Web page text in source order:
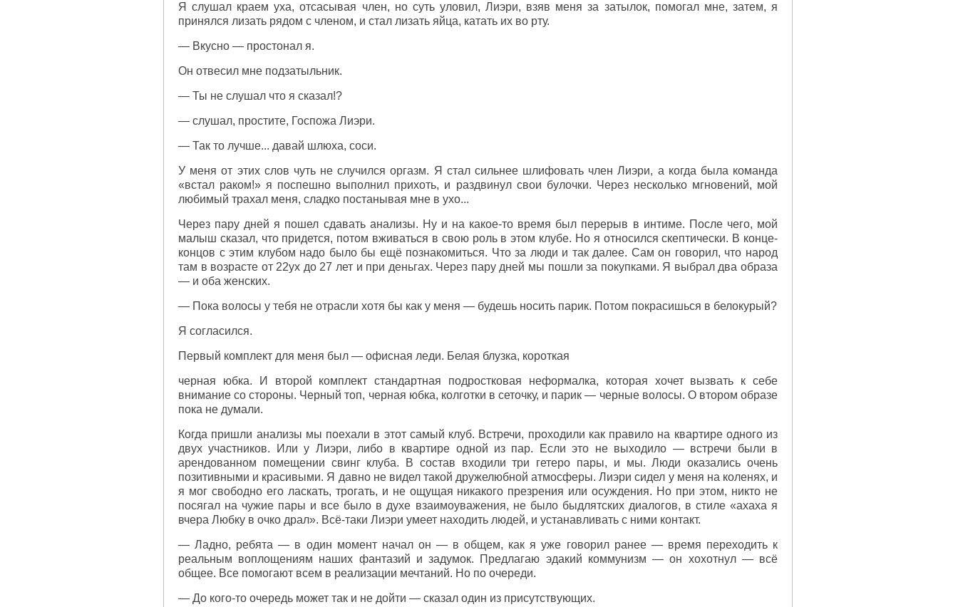
Я слушал краем уха, отсасывая член, но суть уловил, Лиэри, взяв меня за затылок, помогал мне, затем, я
принялся лизать рядом с членом, и стал лизать яйца, катать их во рту.
— Вкусно — простонал я.
Он отвесил мне подзатыльник.
— Ты не слушал что я сказал!?
— слушал, простите, Госпожа Лиэри.
— Так то лучше... давай шлюха, соси.
У меня от этих слов чуть не случился оргазм. Я стал сильнее шлифовать член Лиэри, а когда была команда
«встал раком!» я поспешно выполнил прихоть, и раздвинул свои булочки. Через несколько мгновений, мой
любимый трахал меня, сладко постанывая мне в ухо...
Через пару дней я пошел сдавать анализы. Ну и на какое-то время был перерыв в интиме. После чего, мой
малыш сказал, что придется, потом вживаться в свою роль в этом клубе. Но я относился скептически. В конце-
концов с этим клубом надо было бы ещё познакомиться. Что за люди и так далее. Сам он говорил, что народ
там в возрасте от 22ух до 27 лет и при деньгах. Через пару дней мы пошли за покупками. Я выбрал два образа
— и оба женских.
— Пока волосы у тебя не отрасли хотя бы как у меня — будешь носить парик. Потом покрасишься в белокурый?
Я согласился.
Первый комплект для меня был — офисная леди. Белая блузка, короткая
черная юбка. И второй комплект стандартная подростковая неформалка, которая хочет вызвать к себе
внимание со стороны. Черный топ, черная юбка, колготки в сеточку, и парик — черные волосы. О втором образе
пока не думали.
Когда пришли анализы мы поехали в этот самый клуб. Встречи, проходили как правило на квартире одного из
двух участников. Или у Лиэри, либо в квартире одной из пар. Если это не выходило — встречи были в
арендованном помещении свинг клуба. В состав входили три гетеро пары, и мы. Люди оказались очень
позитивными и красивыми. Я давно не видел такой дружелюбной атмосферы. Лиэри сидел у меня на коленях, и
я мог свободно его ласкать, трогать, и не ощущая никакого презрения или осуждения. Но при этом, никто не
посягал на чужие пары и все было в духе взаимоуважения, не было быдлятских диалогов, в стиле «ахаха я
вчера Любку в очко драл». Всё-таки Лиэри умеет находить людей, и устанавливать с ними контакт.
— Ладно, ребята — в один момент начал он — в общем, как я уже говорил ранее — время переходить к
реальным воплощениям наших фантазий и задумок. Предлагаю эдакий коммунизм — он хохотнул — всё
общее. Все помогают всем в реализации мечтаний. Но по очереди.
— До кого-то очередь может так и не дойти — сказал один из присутствующих.